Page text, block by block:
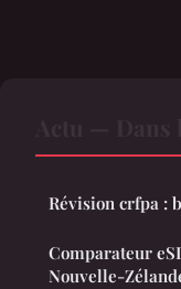
Révision crfpa :
Comparateur
Nouvelle-